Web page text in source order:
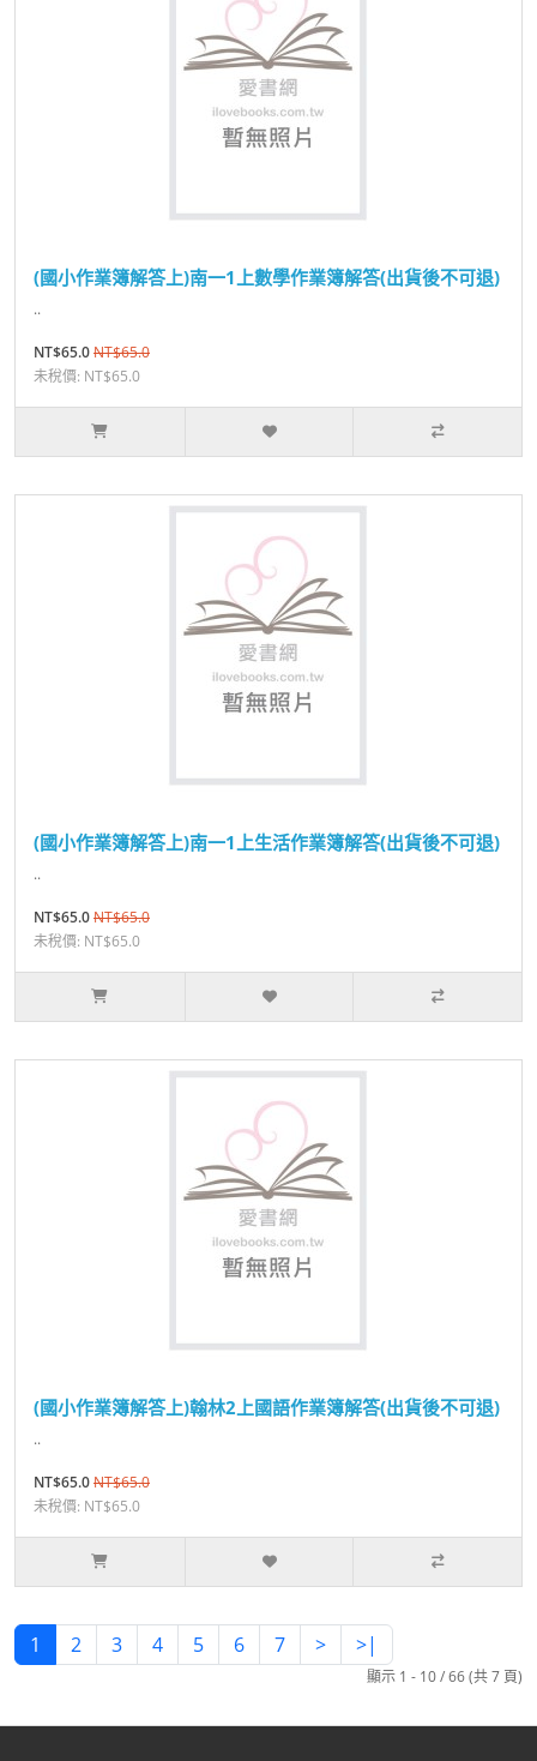
(國小作業簿解答上)南一1上數學作業簿解答(出貨後不可退)
..
NT$65.0NT$65.0
未稅價: NT$65.0
(國小作業簿解答上)南一1上生活作業簿解答(出貨後不可退)
..
NT$65.0NT$65.0
未稅價: NT$65.0
(國小作業簿解答上)翰林2上國語作業簿解答(出貨後不可退)
..
NT$65.0NT$65.0
未稅價: NT$65.0
1 2 3 4 5 6 7 > >|
顯示 1 - 10 / 66 (共 7 頁)